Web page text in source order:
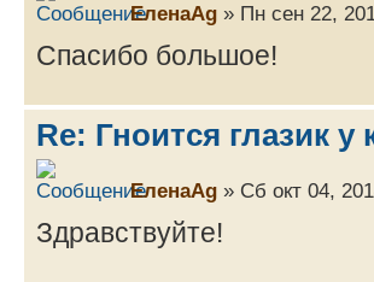
ЕленаAg » Пн сен 22,
Спасибо большое!
Re: Гноится глазик у
ЕленаAg » Сб окт 04,
Здравствуйте!